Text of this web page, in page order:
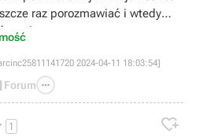
raz porozmawiać i wtedy
2024-04-11 18:03:54]
Forum 
1 